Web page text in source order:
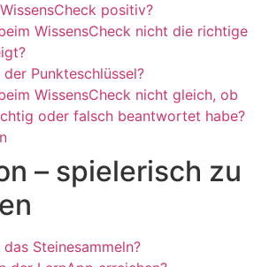
positiv?
WissensCheck nicht die richtige
Punkteschlüssel?
WissensCheck nicht gleich, ob
oder falsch beantwortet habe?
– spielerisch zu
Steinesammeln?